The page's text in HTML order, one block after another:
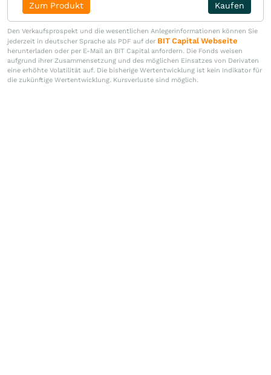
Kaufen
Zum Produkt
Den Verkaufsprospekt und die wesentlichen Anlegerinformationen können Sie
jederzeit in deutscher Sprache als PDF auf der BIT Capital Webseite
herunterladen oder per E-Mail an BIT Capital anfordern. Die Fonds weisen
aufgrund ihrer Zusammensetzung und des möglichen Einsatzes von Derivaten
eine erhöhte Volatilität auf. Die bisherige Wertentwicklung ist kein Indikator für
die zukünftige Wertentwicklung. Kursverluste sind möglich.